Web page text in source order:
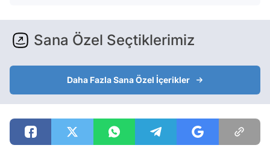
Sana Özel Seçtiklerimiz
Daha Fazla Sana Özel İçerikler